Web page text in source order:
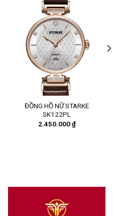
ĐỒNG HỒ NỮ STARKE
SK122PL
2.450.000₫